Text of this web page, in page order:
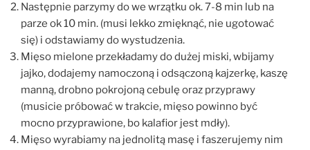
Następnie parzymy do we wrzątku ok. 7-8 min lub na
parze ok 10 min. (musi lekko zmięknąć, nie ugotować
się) i odstawiamy do wystudzenia.
Mięso mielone przekładamy do dużej miski, wbijamy
jajko, dodajemy namoczoną i odsączoną kajzerkę, kaszę
manną, drobno pokrojoną cebulę oraz przyprawy
(musicie próbować w trakcie, mięso powinno być
mocno przyprawione, bo kalafior jest mdły).
Mięso wyrabiamy na jednolitą masę i faszerujemy nim